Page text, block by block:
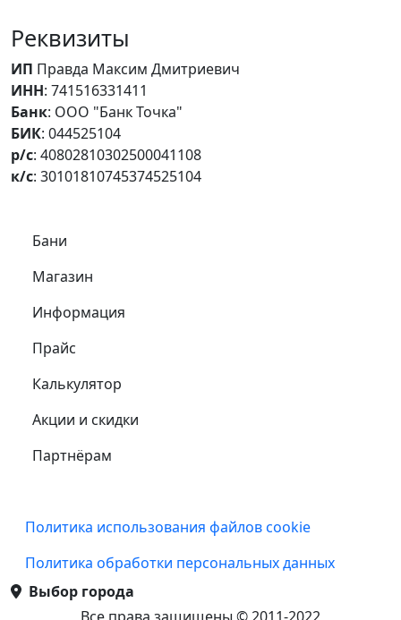
Реквизиты
ИП Правда Максим Дмитриевич
ИНН: 741516331411
Банк: ООО "Банк Точка"
БИК: 044525104
р/с: 40802810302500041108
к/с: 30101810745374525104
Самое важное
Бани
Магазин
Информация
Прайс
Калькулятор
Акции и скидки
Партнёрам
Подвал
Политика использования файлов cookie
Политика обработки персональных данных
Выбор города